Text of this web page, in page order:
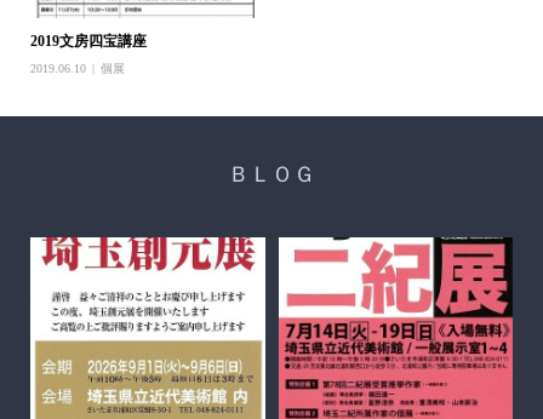
2019文房四宝講座
2019.06.10 個展
ＢＬＯＧ